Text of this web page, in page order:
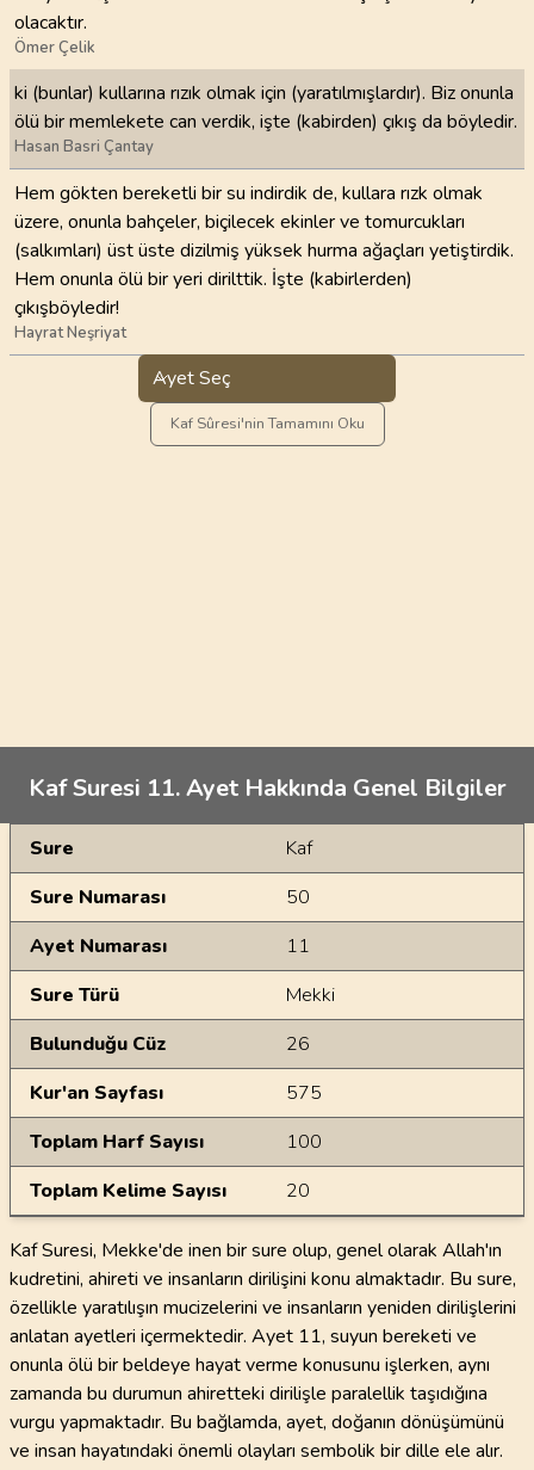
ola­caktır.
Ömer Çelik
ki (bunlar) kullarına rızık olmak için (yaratılmışlardır). Biz onunla
ölü bir memlekete can verdik, işte (kabirden) çıkış da böyledir.
Hasan Basri Çantay
Hem gökten bereketli bir su indirdik de, kullara rızk olmak
üzere, onunla bahçeler, biçilecek ekinler ve tomurcukları
(salkımları) üst üste dizilmiş yüksek hurma ağaçları yetiştirdik.
Hem onunla ölü bir yeri dirilttik. İşte (kabirlerden)
çıkışböyledir!
Hayrat Neşriyat
Ayet Seç
Kaf Sûresi'nin Tamamını Oku
Kaf Suresi 11. Ayet Hakkında Genel Bilgiler
Genel Bilgiler
Sure
Kaf
Sure Numarası
50
Ayet Numarası
11
Sure Türü
Mekki
Bulunduğu Cüz
26
Kur'an Sayfası
575
Toplam Harf Sayısı
100
Toplam Kelime Sayısı
20
Kaf Suresi, Mekke'de inen bir sure olup, genel olarak Allah'ın
kudretini, ahireti ve insanların dirilişini konu almaktadır. Bu sure,
özellikle yaratılışın mucizelerini ve insanların yeniden dirilişlerini
anlatan ayetleri içermektedir. Ayet 11, suyun bereketi ve
onunla ölü bir beldeye hayat verme konusunu işlerken, aynı
zamanda bu durumun ahiretteki dirilişle paralellik taşıdığına
vurgu yapmaktadır. Bu bağlamda, ayet, doğanın dönüşümünü
ve insan hayatındaki önemli olayları sembolik bir dille ele alır.